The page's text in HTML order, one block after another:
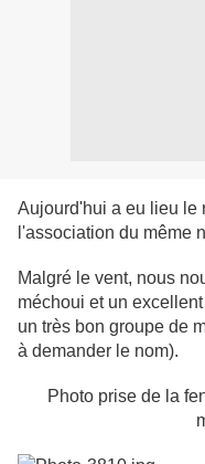
Aujourd'hui a eu lieu le
l'association du même
Malgré le vent, nous
méchoui et un
un très bon groupe de
à demander le nom).
Photo prise de la